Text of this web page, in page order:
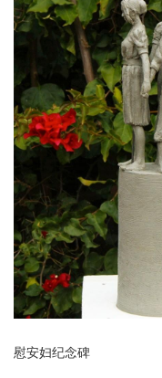
慰安妇纪念碑